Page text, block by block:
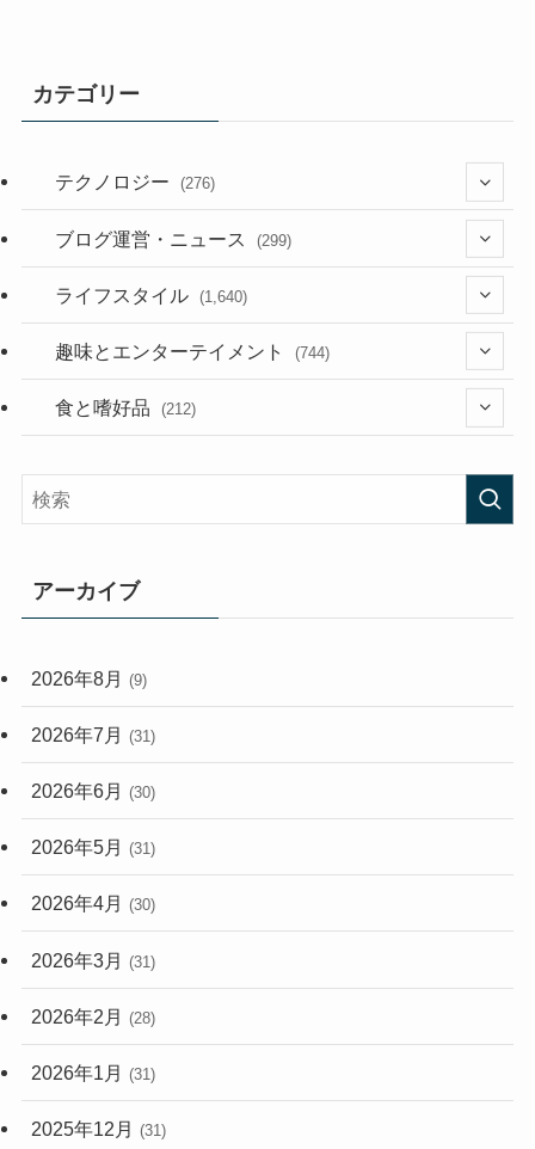
カテゴリー
テクノロジー (276)
(36)
(187)
ブログ運営・ニュース (299)
(118)
(181)
ライフスタイル (1,640)
(395)
(282)
(33)
(248)
趣味とエンターテイメント (744)
(56)
食と嗜好品 (212)
アーカイブ
2026年8月 (9)
2026年7月 (31)
2026年6月 (30)
2026年5月 (31)
2026年4月 (30)
2026年3月 (31)
2026年2月 (28)
2026年1月 (31)
2025年12月 (31)